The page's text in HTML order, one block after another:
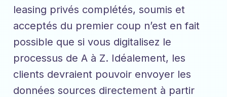
leasing privés complétés, soumis et
acceptés du premier coup n’est en fait
possible que si vous digitalisez le
processus de A à Z. Idéalement, les
clients devraient pouvoir envoyer les
données sources directement à partir